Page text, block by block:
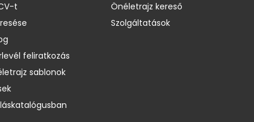
t
feliratkozás
sablonok
Önéletrajz kereső
Szolgáltatások